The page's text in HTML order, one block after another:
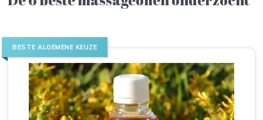
BESTE ALGEMENE KEUZE